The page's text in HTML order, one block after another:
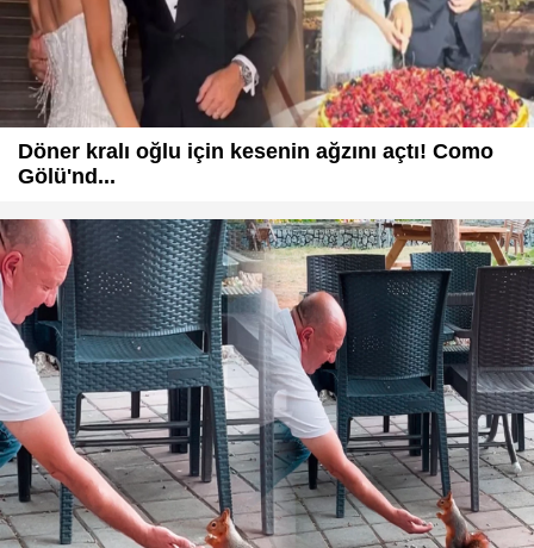
Döner kralı oğlu için kesenin ağzını açtı! Como
Gölü'nd...